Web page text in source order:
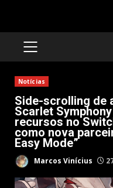
PRIMARY
Notícias
Side-scrolling de
Scarlet
recursos no
como nova
Easy Mode”
Marcos Vinícius